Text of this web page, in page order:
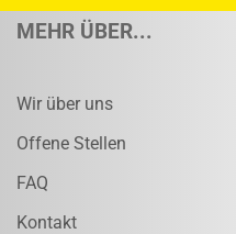
MEHR ÜBER...
Wir über uns
Offene Stellen
FAQ
Kontakt